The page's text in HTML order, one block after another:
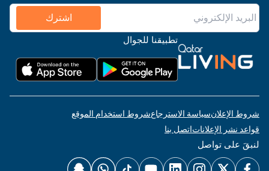
اشترك
تطبيقنا للجوال
شروط الإعلانسياسة الاسترجاعشروط استخدام الموقع
قواعد نشر الإعلاناتاتصل بنا
لنبقَ على تواصل